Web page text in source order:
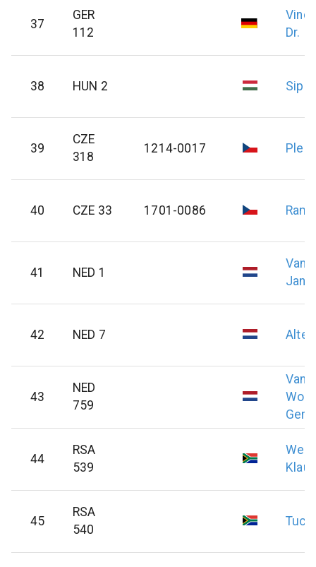
37
GER
112
Dr.
38 HUN 2
39
CZE
318
1214-0017
40 CZE 33 1701-0086
41 NED 1
Van
Jan
42 NED 7
43
NED
759
Van
Gert
44
RSA
539
45
RSA
540